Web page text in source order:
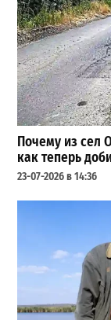
Почему из сел
как теперь
23-07-2026 в 14:36